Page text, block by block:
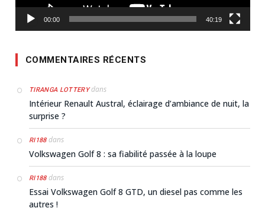
00:00 40:19
COMMENTAIRES RÉCENTS
TIRANGA LOTTERYdans
Intérieur Renault Austral, éclairage d’ambiance de nuit, la
surprise ?
RI188dans
Volkswagen Golf 8 : sa fiabilité passée à la loupe
RI188dans
Essai Volkswagen Golf 8 GTD, un diesel pas comme les
autres !